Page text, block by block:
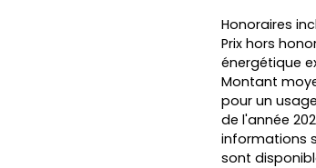
Honoraires
Prix hors
énergétique
Montant
pour un
de l'année
informations
sont